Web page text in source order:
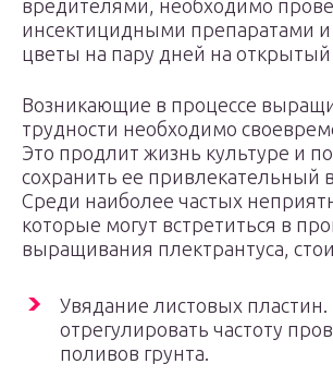
вредителями, необходимо
инсектицидными препаратами и
цветы на пару дней на открытый
Возникающие в процессе
трудности необходимо
Это продлит жизнь культуре и
сохранить ее привлекательный
Среди наиболее частых
которые могут встретиться в
выращивания плектрантуса,
Увядание листовых
отрегулировать частоту
поливов грунта.